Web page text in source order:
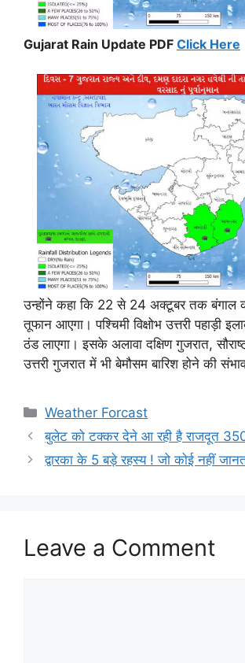
Gujarat Rain Update PDF Click Here
उन्होंने कहा कि 22 से 24 अक्टूबर तक बंगाल
तूफान आएगा। पश्चिमी विक्षोभ उत्तरी पहाड़ी
ठंड लाएगा। इसके अलावा दक्षिण गुजरात,
उत्तरी गुजरात में भी बेमौसम बारिश होने की
Categories
Weather Forcast
बुलेट को टक्कर देने आ रही है राजदूत
द्वारका के 5 बड़े रहस्य ! जो कोई नहीं
Leave a Comment